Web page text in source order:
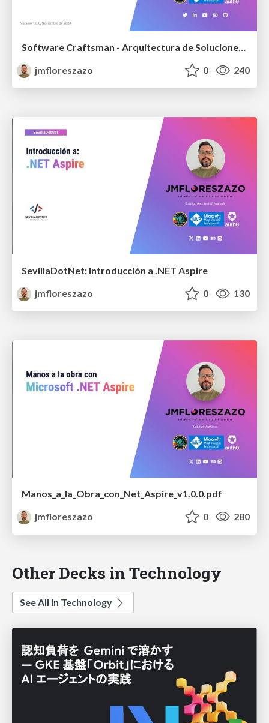
jmfloreszazo
0 240
SevillaDotNet: Introducción a .NET Aspire
jmfloreszazo
0 130
Manos_a_la_Obra_con_Net_Aspire_v1.0.0.pdf
jmfloreszazo
0 280
Other Decks in Technology
See All in Technology